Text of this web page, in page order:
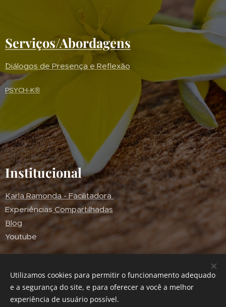
Serviços/Abordagens
´Diálogos de Presença e Reflexão
PSYCH-K®
Institucional
Karla Ramonda - Facilitadora
Experiências Compartilhadas
Blog
Youtube
R. Amintas de Barros, 757 - Alto da XV - Curitiba - PR - Brasil
Utilizamos cookies para permitir o funcionamento adequado
e a segurança do site, e para oferecer a você a melhor
experiência de usuário possível.